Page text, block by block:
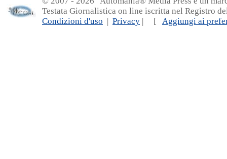
Testata Giornalistica on line iscritta nel Registro
Condizioni d'uso | Privacy | [ Aggiungi ai